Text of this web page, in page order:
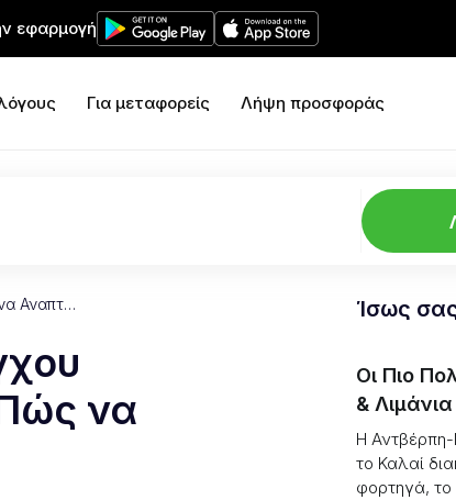
εφαρμογή
Για μεταφορείς Λήψη προσφοράς
Αναπτ…
να
Ίσως
Οι Πιο
&
2026,
Η
το Καλαί
φορτηγά, το